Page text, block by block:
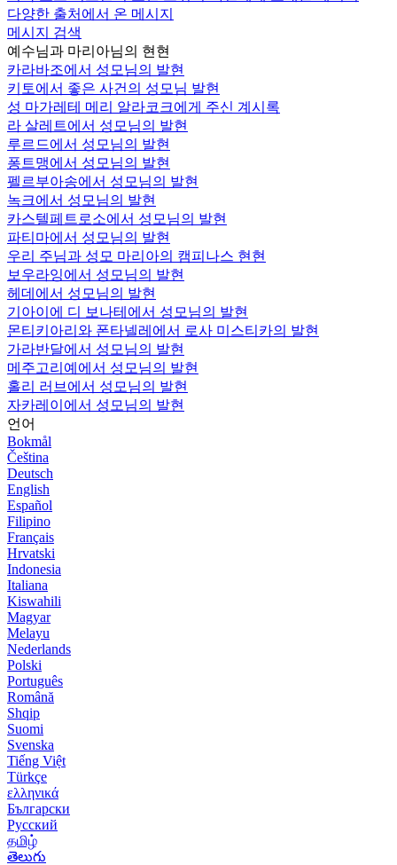
다양한 출처에서 온 메시지
메시지 검색
예수님과 마리아님의 현현
카라바조에서 성모님의 발현
키토에서 좋은 사건의 성모님 발현
성 마가레테 메리 알라코크에게 주신 계시록
라 살레트에서 성모님의 발현
루르드에서 성모님의 발현
퐁트맹에서 성모님의 발현
펠르부아송에서 성모님의 발현
녹크에서 성모님의 발현
카스텔페트로소에서 성모님의 발현
파티마에서 성모님의 발현
우리 주님과 성모 마리아의 캠피나스 현현
보우라잉에서 성모님의 발현
헤데에서 성모님의 발현
기아이에 디 보나테에서 성모님의 발현
몬티키아리와 폰타넬레에서 로사 미스티카의 발현
가라반달에서 성모님의 발현
메주고리예에서 성모님의 발현
홀리 러브에서 성모님의 발현
자카레이에서 성모님의 발현
언어
Bokmål
Čeština
Deutsch
English
Español
Filipino
Français
Hrvatski
Indonesia
Italiana
Kiswahili
Magyar
Melayu
Nederlands
Polski
Português
Română
Shqip
Suomi
Svenska
Tiếng Việt
Türkçe
ελληνικά
Български
Русский
தமிழ்
తెలుగు